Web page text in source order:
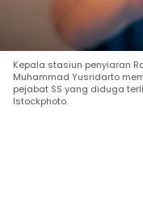
Kepala stasiun penyiaran
Muhammad Yusridarto
pejabat SS yang diduga
Istockphoto.